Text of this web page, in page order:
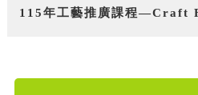
115年工藝推廣課程—Craft